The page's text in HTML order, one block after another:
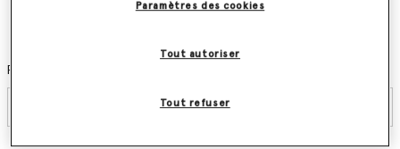
événements exclusifs, à découvrir les nouvelles collections et nos
Prénom
Paramètres des cookies
Tout refuser
Tout autoriser